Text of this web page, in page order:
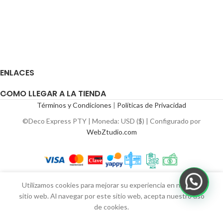
ENLACES
COMO LLEGAR A LA TIENDA
Términos y Condiciones | Políticas de Privacidad
©Deco Express PTY | Moneda: USD ($) | Configurado por
WebZtudio.com
Utilizamos cookies para mejorar su experiencia en nuestro
sitio web. Al navegar por este sitio web, acepta nuestro uso
de cookies.